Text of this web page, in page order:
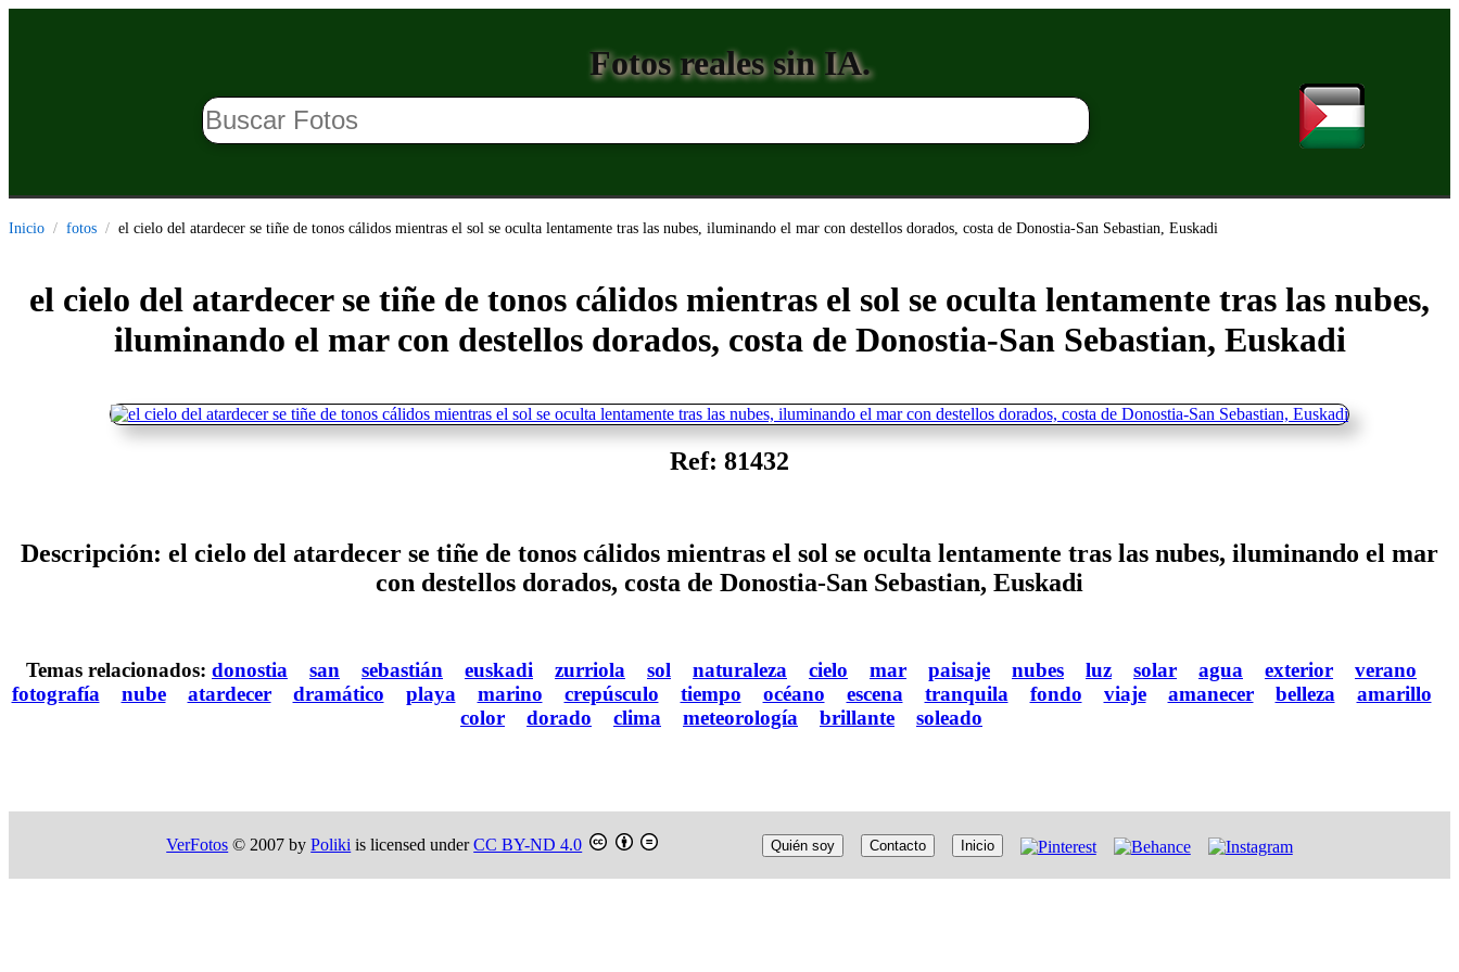
Fotos reales sin IA.
Inicio fotos el cielo del atardecer se tiñe de tonos cálidos mientras el sol se oculta lentamente tras las nubes, iluminando el mar con destellos dorados, costa de Donostia-San Sebastian, Euskadi
el cielo del atardecer se tiñe de tonos cálidos mientras el sol se oculta lentamente tras las nubes,
iluminando el mar con destellos dorados, costa de Donostia-San Sebastian, Euskadi
Ref: 81432
Descripción: el cielo del atardecer se tiñe de tonos cálidos mientras el sol se oculta lentamente tras las nubes, iluminando el mar
con destellos dorados, costa de Donostia-San Sebastian, Euskadi
Temas relacionados: donostia san sebastián euskadi zurriola sol naturaleza cielo mar paisaje nubes luz solar agua exterior
verano
fotografía
nube atardecer dramático playa marino crepúsculo tiempo océano escena tranquila fondo viaje amanecer belleza
amarillo
color
dorado clima meteorología brillante soleado
VerFotos © 2007 byPoliki is licensed underCC BY-ND 4.0 Quién soy Contacto Inicio